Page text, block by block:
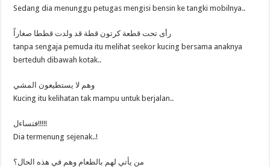
Sedang dia menunggu petugas mengisi bensin ke tangki mobilnya..
رأى تحت قطعة كرتون قطة قد ولدت قططا صغاراً
tanpa sengaja pemuda itu melihat seekor kucing bersama anaknya
berteduh dibawah kotak..
وهم لا يستطيعون المشي
Kucing itu kelihatan tak mampu untuk berjalan..
فتساءل!!!!!
Dia termenung sejenak..!
من يأتي لهم بالطعام وهم في هذه الحال؟